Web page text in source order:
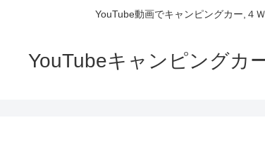
YouTube動画でキャンピングカー,４
YouTubeキャンピングカ